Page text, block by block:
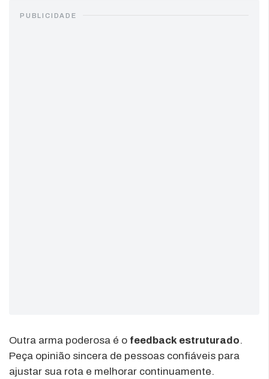
PUBLICIDADE
Outra arma poderosa é o feedback estruturado.
Peça opinião sincera de pessoas confiáveis para
ajustar sua rota e melhorar continuamente.